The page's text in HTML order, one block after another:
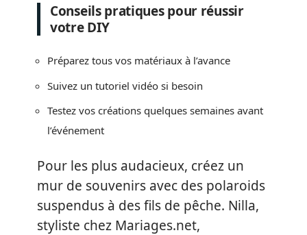
Conseils pratiques pour réussir
votre DIY
Préparez tous vos matériaux à l’avance
Suivez un tutoriel vidéo si besoin
Testez vos créations quelques semaines avant
l’événement
Pour les plus audacieux, créez un
mur de souvenirs avec des polaroids
suspendus à des fils de pêche. Nilla,
styliste chez Mariages.net,